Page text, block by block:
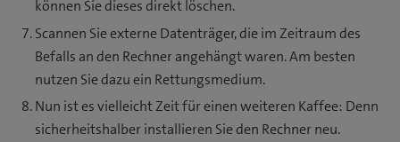
können Sie dieses direkt löschen.
Scannen Sie externe Datenträger, die im Zeitraum des
Befalls an den Rechner angehängt waren. Am besten
nutzen Sie dazu ein Rettungsmedium.
Nun ist es vielleicht Zeit für einen weiteren Kaffee: Denn
sicherheitshalber installieren Sie den Rechner neu.